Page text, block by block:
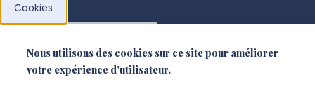
Cookies
Nous utilisons des cookies sur ce site pour améliorer
votre expérience d'utilisateur.